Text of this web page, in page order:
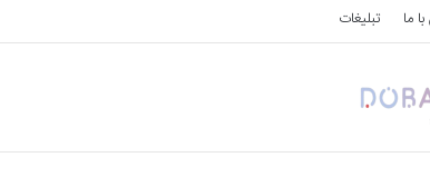
ما تبلیغات